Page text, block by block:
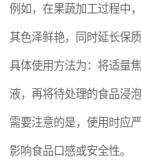
例如，在果蔬加工过程中
其色泽鲜艳，同时延长保质
具体使用方法为：将适量
液，再将待处理的食品浸泡
需要注意的是，使用时应
影响食品口感或安全性。